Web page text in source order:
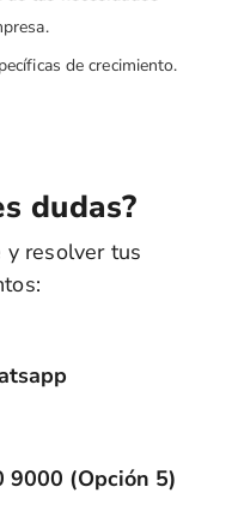
de crecimiento.
dudas?
y resolver tus
9000 (Opción 5)